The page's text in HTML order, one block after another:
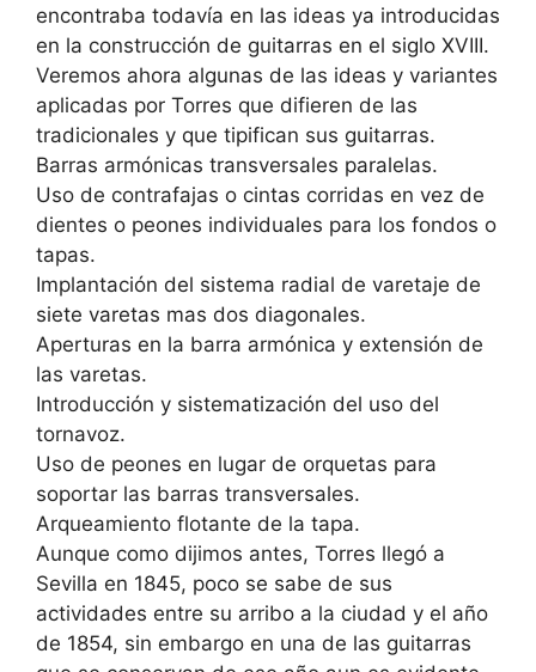
encontraba todavía en las ideas ya introducidas
en la construcción de guitarras en el siglo XVIII.
Veremos ahora algunas de las ideas y variantes
aplicadas por Torres que difieren de las
tradicionales y que tipifican sus guitarras.
Barras armónicas transversales paralelas.
Uso de contrafajas o cintas corridas en vez de
dientes o peones individuales para los fondos o
tapas.
Implantación del sistema radial de varetaje de
siete varetas mas dos diagonales.
Aperturas en la barra armónica y extensión de
las varetas.
Introducción y sistematización del uso del
tornavoz.
Uso de peones en lugar de orquetas para
soportar las barras transversales.
Arqueamiento flotante de la tapa.
Aunque como dijimos antes, Torres llegó a
Sevilla en 1845, poco se sabe de sus
actividades entre su arribo a la ciudad y el año
de 1854, sin embargo en una de las guitarras